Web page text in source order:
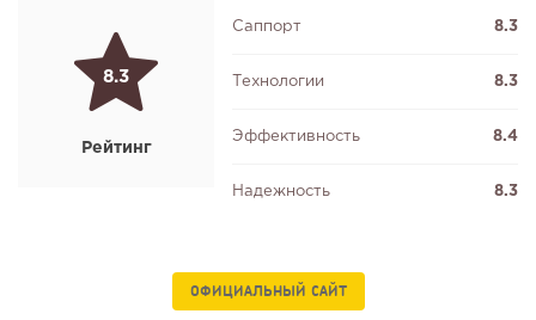
8.3
Рейтинг
Саппорт 8.3
Технологии 8.3
Эффективность 8.4
Надежность 8.3
ОФИЦИАЛЬНЫЙ САЙТ